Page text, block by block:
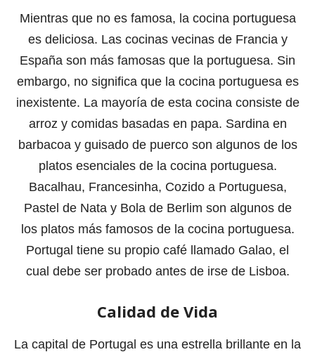
Mientras que no es famosa, la cocina portuguesa
es deliciosa. Las cocinas vecinas de Francia y
España son más famosas que la portuguesa. Sin
embargo, no significa que la cocina portuguesa es
inexistente. La mayoría de esta cocina consiste de
arroz y comidas basadas en papa. Sardina en
barbacoa y guisado de puerco son algunos de los
platos esenciales de la cocina portuguesa.
Bacalhau, Francesinha, Cozido a Portuguesa,
Pastel de Nata y Bola de Berlim son algunos de
los platos más famosos de la cocina portuguesa.
Portugal tiene su propio café llamado Galao, el
cual debe ser probado antes de irse de Lisboa.
Calidad de Vida
La capital de Portugal es una estrella brillante en la